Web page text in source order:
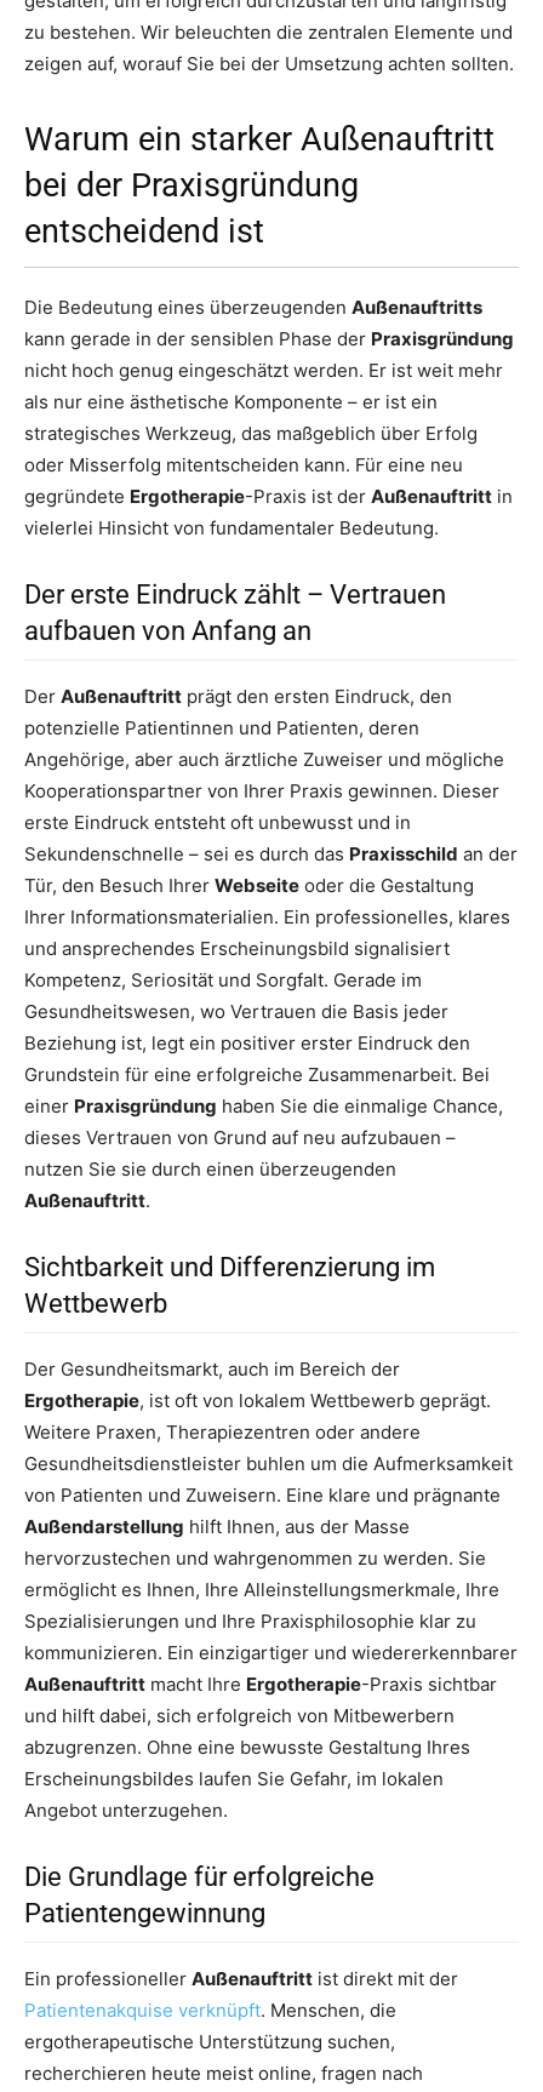
zu bestehen. Wir beleuchten die zentralen Elemente und
zeigen auf, worauf Sie bei der Umsetzung achten sollten.
Warum ein starker Außenauftritt
bei der Praxisgründung
entscheidend ist
Die Bedeutung eines überzeugenden Außenauftritts
kann gerade in der sensiblen Phase der Praxisgründung
nicht hoch genug eingeschätzt werden. Er ist weit mehr
als nur eine ästhetische Komponente – er ist ein
strategisches Werkzeug, das maßgeblich über Erfolg
oder Misserfolg mitentscheiden kann. Für eine neu
gegründete Ergotherapie-Praxis ist der Außenauftritt in
vielerlei Hinsicht von fundamentaler Bedeutung.
Der erste Eindruck zählt – Vertrauen
aufbauen von Anfang an
Der Außenauftritt prägt den ersten Eindruck, den
potenzielle Patientinnen und Patienten, deren
Angehörige, aber auch ärztliche Zuweiser und mögliche
Kooperationspartner von Ihrer Praxis gewinnen. Dieser
erste Eindruck entsteht oft unbewusst und in
Sekundenschnelle – sei es durch das Praxisschild an der
Tür, den Besuch Ihrer Webseite oder die Gestaltung
Ihrer Informationsmaterialien. Ein professionelles, klares
und ansprechendes Erscheinungsbild signalisiert
Kompetenz, Seriosität und Sorgfalt. Gerade im
Gesundheitswesen, wo Vertrauen die Basis jeder
Beziehung ist, legt ein positiver erster Eindruck den
Grundstein für eine erfolgreiche Zusammenarbeit. Bei
einer Praxisgründung haben Sie die einmalige Chance,
dieses Vertrauen von Grund auf neu aufzubauen –
nutzen Sie sie durch einen überzeugenden
Außenauftritt.
Sichtbarkeit und Differenzierung im
Wettbewerb
Der Gesundheitsmarkt, auch im Bereich der
Ergotherapie, ist oft von lokalem Wettbewerb geprägt.
Weitere Praxen, Therapiezentren oder andere
Gesundheitsdienstleister buhlen um die Aufmerksamkeit
von Patienten und Zuweisern. Eine klare und prägnante
Außendarstellung hilft Ihnen, aus der Masse
hervorzustechen und wahrgenommen zu werden. Sie
ermöglicht es Ihnen, Ihre Alleinstellungsmerkmale, Ihre
Spezialisierungen und Ihre Praxisphilosophie klar zu
kommunizieren. Ein einzigartiger und wiedererkennbarer
Außenauftritt macht Ihre Ergotherapie-Praxis sichtbar
und hilft dabei, sich erfolgreich von Mitbewerbern
abzugrenzen. Ohne eine bewusste Gestaltung Ihres
Erscheinungsbildes laufen Sie Gefahr, im lokalen
Angebot unterzugehen.
Die Grundlage für erfolgreiche
Patientengewinnung
Ein professioneller Außenauftritt ist direkt mit der
Patientenakquise verknüpft. Menschen, die
ergotherapeutische Unterstützung suchen,
recherchieren heute meist online, fragen nach